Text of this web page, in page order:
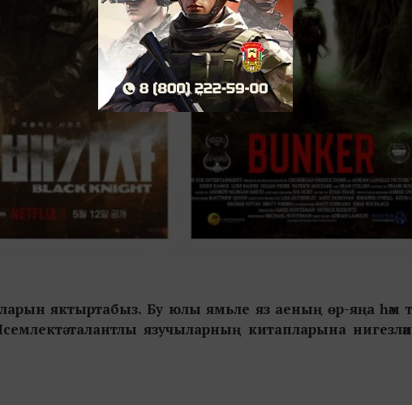
яктыртабыз. Бу юлы ямьле яз аеның өр-яңа һәм
талантлы язучыларның китапларына